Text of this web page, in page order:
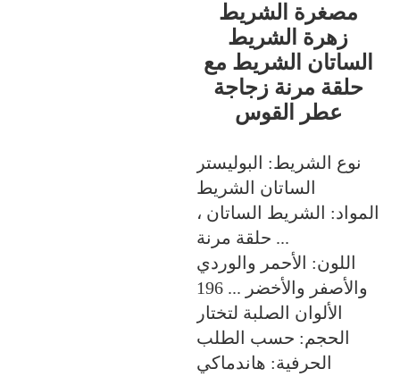
مصغرة الشريط
زهرة الشريط
الساتان الشريط مع
حلقة مرنة زجاجة
عطر القوس
نوع الشريط: البوليستر
الساتان الشريط
المواد: الشريط الساتان ،
حلقة مرنة ...
اللون: الأحمر والوردي
والأصفر والأخضر ... 196
الألوان الصلبة لتختار
الحجم: حسب الطلب
الحرفية: هاندماكي